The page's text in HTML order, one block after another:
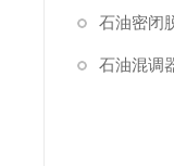
石油密闭
石油混调